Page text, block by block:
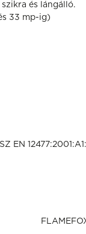
és lángálló.
33 mp-ig)
EN